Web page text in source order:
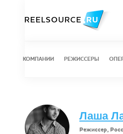
КОМПАНИИ РЕЖИССЕРЫ
Лаша
Режиссер,